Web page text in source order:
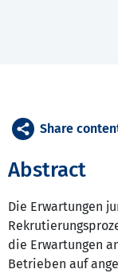
Abstract
Die Erwartungen
die Erwartungen
Betrieben auf
Share